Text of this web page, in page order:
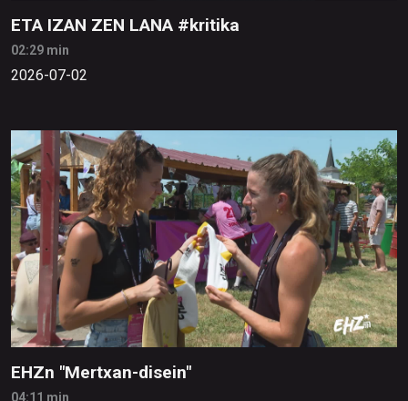
ETA IZAN ZEN LANA #kritika
02:29 min
2026-07-02
EHZn "Mertxan-disein"
04:11 min